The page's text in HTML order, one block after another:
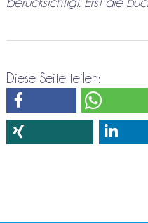
Diese Seite teilen: